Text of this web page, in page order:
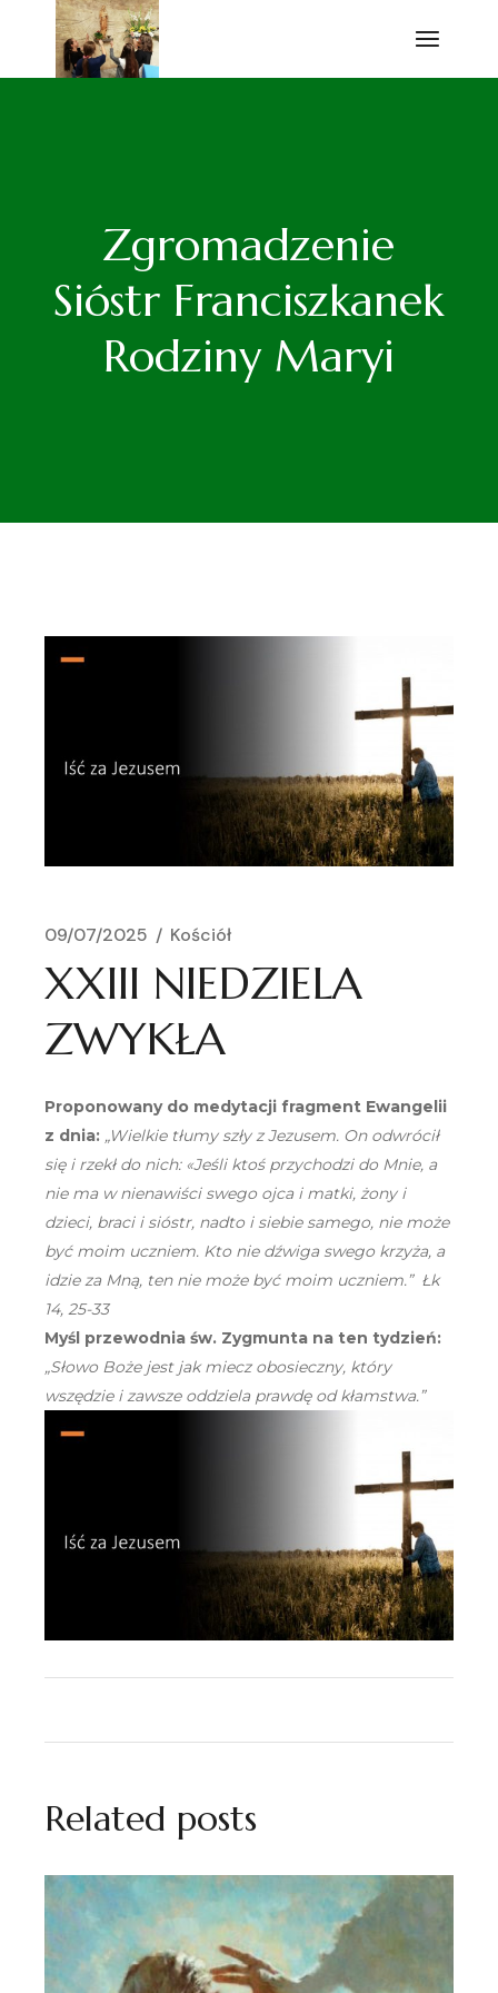
Przejdź
Zgromadzenie
Sióstr Franciszkanek
Rodziny Maryi
09/07/2025 Kościół
XXIII NIEDZIELA
ZWYKŁA
Proponowany do medytacji fragment Ewangelii
z dnia: „Wielkie tłumy szły z Jezusem. On odwrócił
się i rzekł do nich: «Jeśli ktoś przychodzi do Mnie, a
nie ma w nienawiści swego ojca i matki, żony i
dzieci, braci i sióstr, nadto i siebie samego, nie może
być moim uczniem. Kto nie dźwiga swego krzyża, a
idzie za Mną, ten nie może być moim uczniem.” Łk
14, 25-33
Myśl przewodnia św. Zygmunta na ten tydzień:
„Słowo Boże jest jak miecz obosieczny, który
wszędzie i zawsze oddziela prawdę od kłamstwa.”
Related posts